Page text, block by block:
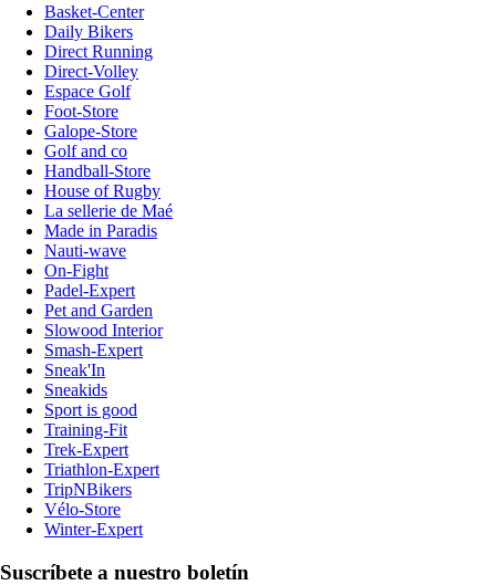
Basket-Center
Daily Bikers
Direct Running
Direct-Volley
Espace Golf
Foot-Store
Galope-Store
Golf and co
Handball-Store
House of Rugby
La sellerie de Maé
Made in Paradis
Nauti-wave
On-Fight
Padel-Expert
Pet and Garden
Slowood Interior
Smash-Expert
Sneak'In
Sneakids
Sport is good
Training-Fit
Trek-Expert
Triathlon-Expert
TripNBikers
Vélo-Store
Winter-Expert
Suscríbete a nuestro boletín